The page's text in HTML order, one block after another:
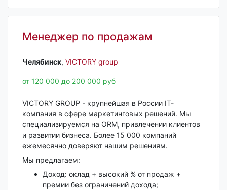
Менеджер по продажам
Челябинск‎, VICTORY group
от 120 000 до 200 000 руб
VICTORY GROUP - крупнейшая в России IT-
компания в сфере маркетинговых решений. Мы
специализируемся на ORM, привлечении клиентов
и развитии бизнеса. Более 15 000 компаний
ежемесячно доверяют нашим решениям.
Мы предлагаем:
Доход: оклад + высокий % от продаж +
премии без ограничений дохода;